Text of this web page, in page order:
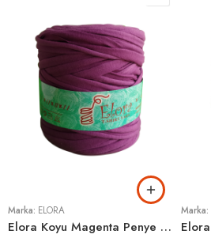
Marka: ELORA
Elora Koyu Magenta Penye Kumaş İp
Marka: